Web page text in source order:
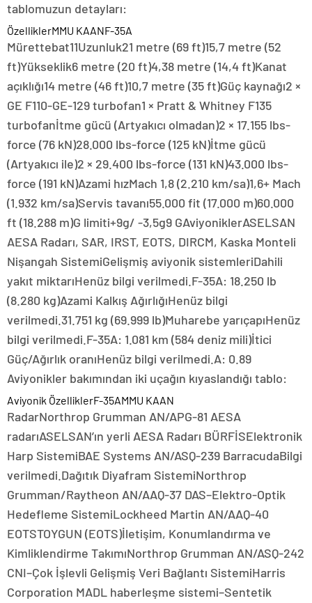
tablomuzun detayları:
ÖzelliklerMMU KAANF-35A
Mürettebat11Uzunluk21 metre (69 ft)15,7 metre (52
ft)Yükseklik6 metre (20 ft)4,38 metre (14,4 ft)Kanat
açıklığı14 metre (46 ft)10,7 metre (35 ft)Güç kaynağı2 ×
GE F110-GE-129 turbofan1 × Pratt & Whitney F135
turbofanİtme gücü (Artyakıcı olmadan)2 × 17.155 lbs-
force (76 kN)28.000 lbs-force (125 kN)İtme gücü
(Artyakıcı ile)2 × 29.400 lbs-force (131 kN)43.000 lbs-
force (191 kN)Azami hızMach 1,8 (2.210 km/sa)1,6+ Mach
(1.932 km/sa)Servis tavanı55.000 fit (17.000 m)60.000
ft (18.288 m)G limiti+9g/ -3,5g9 GAviyoniklerASELSAN
AESA Radarı, SAR, IRST, EOTS, DIRCM, Kaska Monteli
Nişangah SistemiGelişmiş aviyonik sistemleriDahili
yakıt miktarıHenüz bilgi verilmedi.F-35A: 18.250 lb
(8.280 kg)Azami Kalkış AğırlığıHenüz bilgi
verilmedi.31.751 kg (69.999 lb)Muharebe yarıçapıHenüz
bilgi verilmedi.F-35A: 1.081 km (584 deniz mili)İtici
Güç/Ağırlık oranıHenüz bilgi verilmedi.A: 0.89
Aviyonikler bakımından iki uçağın kıyaslandığı tablo:
Aviyonik ÖzelliklerF-35AMMU KAAN
RadarNorthrop Grumman AN/APG-81 AESA
radarıASELSAN’ın yerli AESA Radarı BÜRFİSElektronik
Harp SistemiBAE Systems AN/ASQ-239 BarracudaBilgi
verilmedi.Dağıtık Diyafram SistemiNorthrop
Grumman/Raytheon AN/AAQ-37 DAS–Elektro-Optik
Hedefleme SistemiLockheed Martin AN/AAQ-40
EOTSTOYGUN (EOTS)İletişim, Konumlandırma ve
Kimliklendirme TakımıNorthrop Grumman AN/ASQ-242
CNI–Çok İşlevli Gelişmiş Veri Bağlantı SistemiHarris
Corporation MADL haberleşme sistemi–Sentetik